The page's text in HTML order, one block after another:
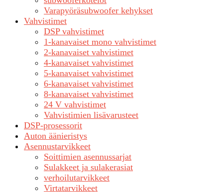
Varapyöräsubwoofer kehykset
Vahvistimet
DSP vahvistimet
1-kanavaiset mono vahvistimet
2-kanavaiset vahvistimet
4-kanavaiset vahvistimet
5-kanavaiset vahvistimet
6-kanavaiset vahvistimet
8-kanavaiset vahvistimet
24 V vahvistimet
Vahvistimien lisävarusteet
DSP-prosessorit
Auton äänieristys
Asennustarvikkeet
Soittimien asennussarjat
Sulakkeet ja sulakerasiat
verhoilutarvikkeet
Virtatarvikkeet